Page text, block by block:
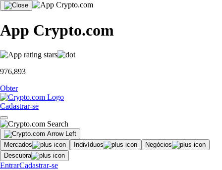
App Crypto.com
976,893
Obter
Cadastrar-se
Mercados Indivíduos
Negócios
Descubra
EntrarCadastrar-se